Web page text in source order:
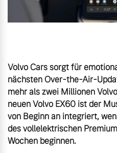
Editionsmodelle
Konnektivität
Angebot anfragen
Aktuelle
Aktuelle
Service by Volvo
Volvo Cars sorgt für
nächsten Over-the-Air-
mehr als zwei Millionen
neuen Volvo EX60 ist der
von Beginn an integriert,
des vollelektrischen
Wochen beginnen.